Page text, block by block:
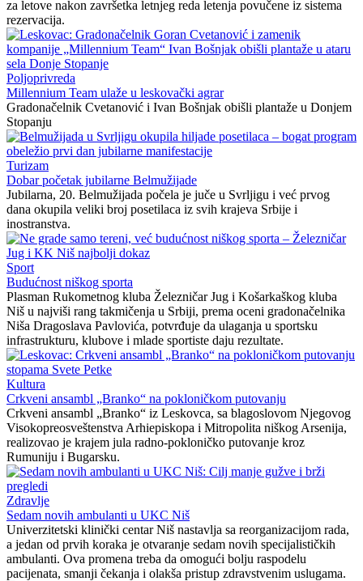
za letove nakon završetka letnjeg reda letenja povučene iz sistema
rezervacija.
Poljoprivreda
Millennium Team ulaže u leskovački agrar
Gradonačelnik Cvetanović i Ivan Bošnjak obišli plantaže u Donjem
Stopanju
Turizam
Dobar početak jubilarne Belmužijade
Jubilarna, 20. Belmužijada počela je juče u Svrljigu i već prvog
dana okupila veliki broj posetilaca iz svih krajeva Srbije i
inostranstva.
Sport
Budućnost niškog sporta
Plasman Rukometnog kluba Železničar Jug i Košarkaškog kluba
Niš u najviši rang takmičenja u Srbiji, prema oceni gradonačelnika
Niša Dragoslava Pavlovića, potvrđuje da ulaganja u sportsku
infrastrukturu, klubove i mlade sportiste daju rezultate.
Kultura
Crkveni ansambl „Branko“ na pokloničkom putovanju
Crkveni ansambl „Branko“ iz Leskovca, sa blagoslovom Njegovog
Visokopreosveštenstva Arhiepiskopa i Mitropolita niškog Arsenija,
realizovao je krajem jula radno-pokloničko putovanje kroz
Rumuniju i Bugarsku.
Zdravlje
Sedam novih ambulanti u UKC Niš
Univerzitetski klinički centar Niš nastavlja sa reorganizacijom rada,
a jedan od prvih koraka je otvaranje sedam novih specijalističkih
ambulanti. Ova promena treba da omogući bolju raspodelu
pacijenata, smanji čekanja i olakša pristup zdravstvenim uslugama.